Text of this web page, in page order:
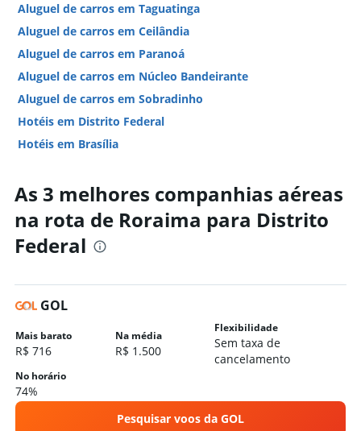
Aluguel de carros em Taguatinga
Aluguel de carros em Ceilândia
Aluguel de carros em Paranoá
Aluguel de carros em Núcleo Bandeirante
Aluguel de carros em Sobradinho
Hotéis em Distrito Federal
Hotéis em Brasília
As 3 melhores companhias aéreas
na rota de Roraima para Distrito
Federal
GOL
Mais barato
R$ 716
Na média
R$ 1.500
Flexibilidade
Sem taxa de
cancelamento
No horário
74%
Pesquisar voos da GOL